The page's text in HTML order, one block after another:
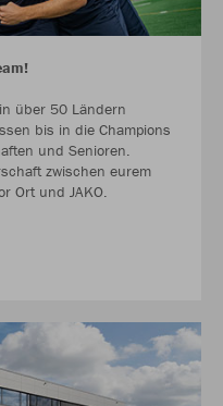
über 50 Ländern
bis in die Champions
und Senioren.
zwischen eurem
Ort und JAKO.